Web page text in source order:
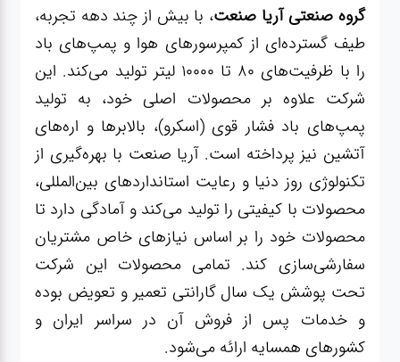
گروه صنعتی آریا صنعت، با بیش از چند دهه تجربه،
طیف گسترده‌ای از کمپرسورهای هوا و پمپ‌های باد
را با ظرفیت‌های ۸۰ تا ۱۰۰۰۰ لیتر تولید می‌کند. این
شرکت علاوه بر محصولات اصلی خود، به تولید
پمپ‌های باد فشار قوی (اسکرو)، بالابرها و اره‌های
آتشین نیز پرداخته است. آریا صنعت با بهره‌گیری از
تکنولوژی روز دنیا و رعایت استانداردهای بین‌المللی،
محصولات با کیفیتی را تولید می‌کند و آمادگی دارد تا
محصولات خود را بر اساس نیازهای خاص مشتریان
سفارشی‌سازی کند. تمامی محصولات این شرکت
تحت پوشش یک سال گارانتی تعمیر و تعویض بوده
و خدمات پس از فروش آن در سراسر ایران و
کشورهای همسایه ارائه می‌شود.